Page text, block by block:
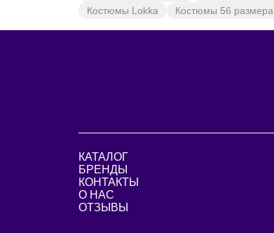
Костюмы Lokka
Костюмы 56 размера
КАТАЛОГ
БРЕНДЫ
КОНТАКТЫ
О НАС
ОТЗЫВЫ